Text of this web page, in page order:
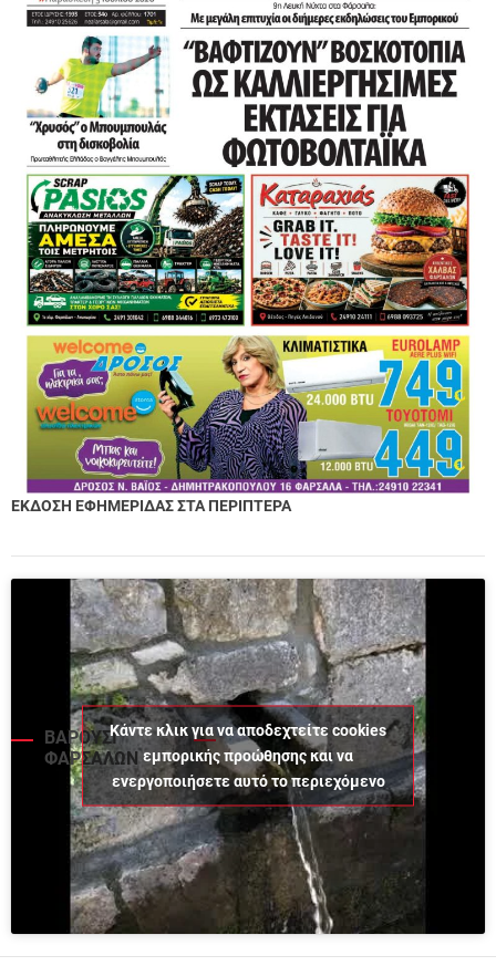
ΕΚΔΟΣΗ ΕΦΗΜΕΡΙΔΑΣ ΣΤΑ ΠΕΡΙΠΤΕΡΑ
ΒΑΡΟΥΣΙ
ΦΑΡΣΑΛΩΝ
Κάντε κλικ για να αποδεχτείτε cookies
εμπορικής προώθησης και να
ενεργοποιήσετε αυτό το περιεχόμενο